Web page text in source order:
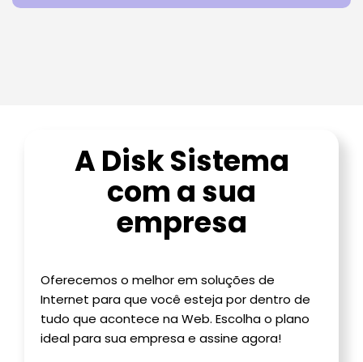
A Disk Sistema
com a sua
empresa
Oferecemos o melhor em soluções de
Internet para que você esteja por dentro de
tudo que acontece na Web. Escolha o plano
ideal para sua empresa e assine agora!